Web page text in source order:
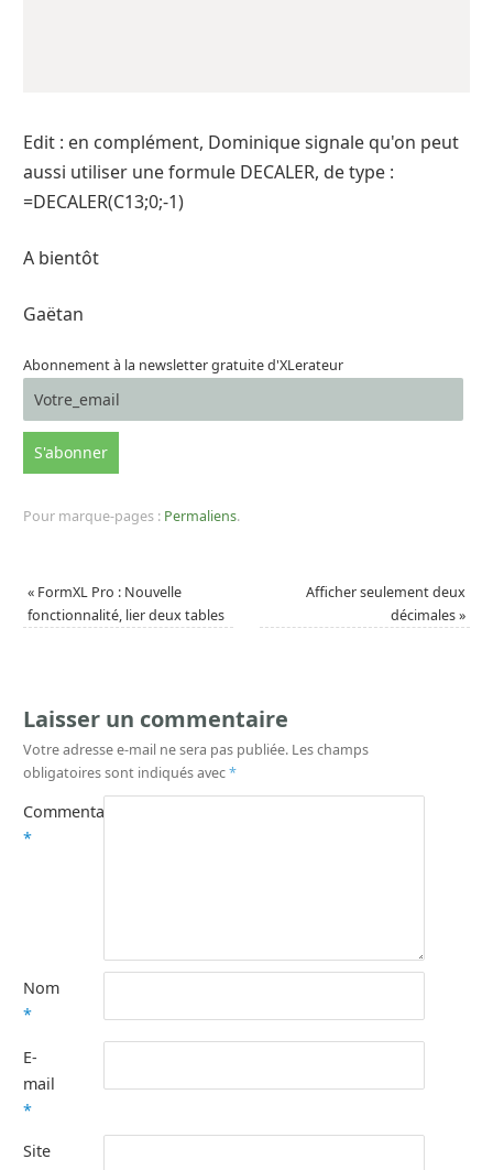
Edit : en complément, Dominique signale qu'on peut
aussi utiliser une formule DECALER, de type :
=DECALER(C13;0;-1)
A bientôt
Gaëtan
Abonnement à la newsletter gratuite d'XLerateur
Pour marque-pages : Permaliens.
« FormXL Pro : Nouvelle
fonctionnalité, lier deux tables
Afficher seulement deux
décimales»
Laisser un commentaire
Votre adresse e-mail ne sera pas publiée. Les champs
obligatoires sont indiqués avec*
Commentaire
*
Nom
*
E-
mail
*
Site